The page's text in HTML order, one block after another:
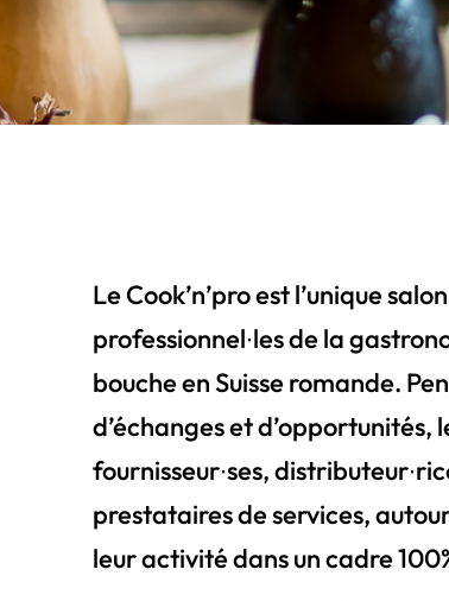
Le Cook’n’pro est l’unique
professionnel∙les de la
bouche en Suisse romande.
d’échanges et d’opportunités,
fournisseur∙ses,
prestataires de services,
leur activité dans un cadre